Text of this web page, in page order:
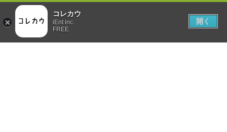
コレカウ
iEnt inc.
FREE
開く